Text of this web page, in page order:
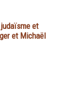
et
et Michaël